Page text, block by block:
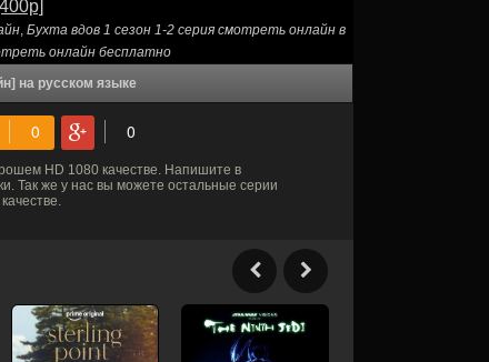
, Бухта вдов 1 сезон 1-2 серия смотреть онлайн в
онлайн бесплатно
на русском языке
HD 1080 качестве. Напишите в
Так же у нас вы можете остальные серии